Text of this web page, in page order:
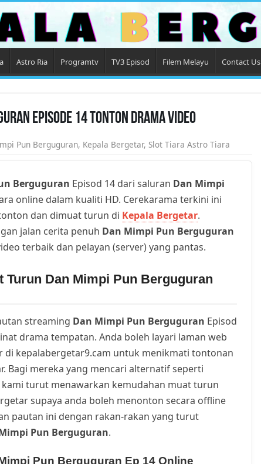
Astro Ria Programtv TV3 Episod Filem Melayu Contact Us
Episode 14 Tonton Drama Video
Pun Berguguran, Kepala Bergetar, Slot Tiara Astro Tiara
Berguguran Episod 14 dari saluran Dan Mimpi
online dalam kualiti HD. Cerekarama terkini ini
dan dimuat turun di Kepala Bergetar.
jalan cerita penuh Dan Mimpi Pun Berguguran
terbaik dan pelayan (server) yang pantas.
Turun Dan Mimpi Pun Berguguran
streaming Dan Mimpi Pun Berguguran Episod
drama tempatan. Anda boleh layari laman web
di kepalabergetar9.cam untuk menikmati tontonan
Bagi mereka yang mencari alternatif seperti
turut menawarkan kemudahan muat turun
supaya anda boleh menonton secara offline
pautan ini dengan rakan-rakan yang turut
Pun Berguguran.
Pun Berguguran Ep 14 Online